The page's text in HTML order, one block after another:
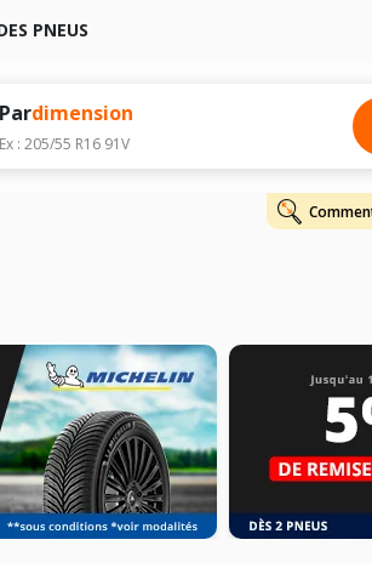
sélectionner l'année de votre
PNEUS
Pardimension
Ex : 205/55 R16 91V